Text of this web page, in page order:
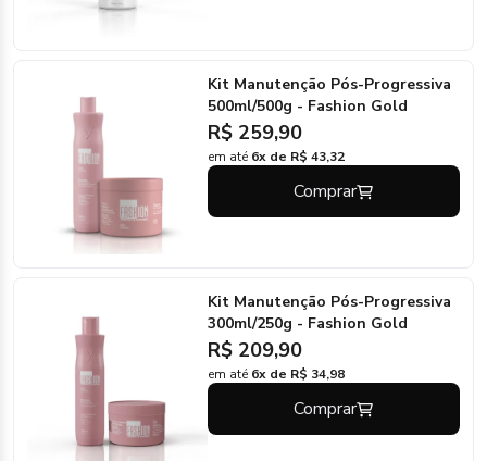
Kit Manutenção Pós-Progressiva
500ml/500g - Fashion Gold
R$ 259,90
em até 6x de R$ 43,32
Comprar
Kit Manutenção Pós-Progressiva
300ml/250g - Fashion Gold
R$ 209,90
em até 6x de R$ 34,98
Comprar